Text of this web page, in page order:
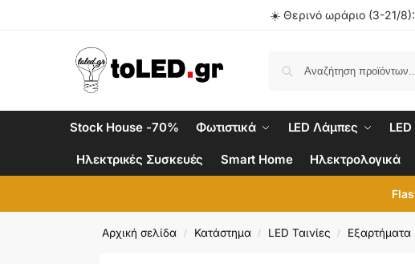
☀️ Θερινό ωράριο (3-21/
Stock House -70% Φωτιστικά LED Λάμπες LED
Ηλεκτρικές Συσκευές Smart Home Ηλεκτρολογικά
Αρχική σελίδα / Κατάστημα / LED Ταινίες / Εξαρτήματα